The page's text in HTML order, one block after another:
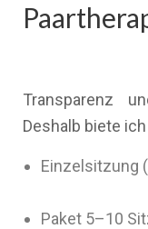
Transparenz
Deshalb biete
Einzelsitzung
Paket 5–10